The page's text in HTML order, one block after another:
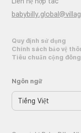
Quy định sử dụng
Chính sách bảo vệ
Tiêu chuẩn cộng đồng
Ngôn ngữ